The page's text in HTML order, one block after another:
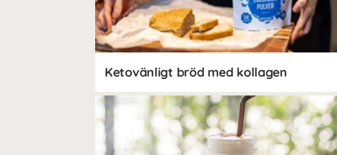
Ketovänligt bröd med kollagen